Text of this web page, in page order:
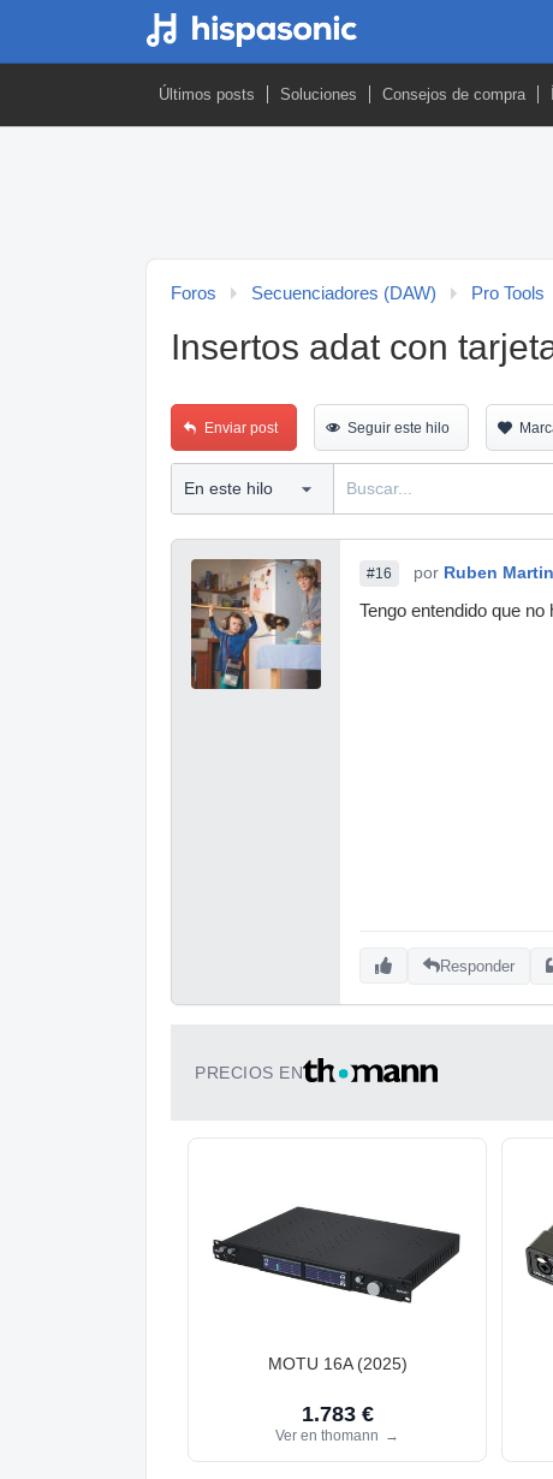
Últimos posts Soluciones Consejos de compra
Foros Secuenciadores (DAW) Pro Tools
Insertos adat con
Enviar post Seguir este hilo
#16 por Ruben Martin
Tengo entendido que
Responder
PRECIOS EN
MOTU 16A (2025)
1.783 €
Ver en thomann →